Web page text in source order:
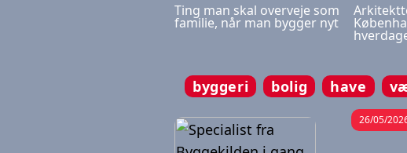
Ting man skal overveje som
familie, når man bygger nyt
byggeri bolig have
26/05/